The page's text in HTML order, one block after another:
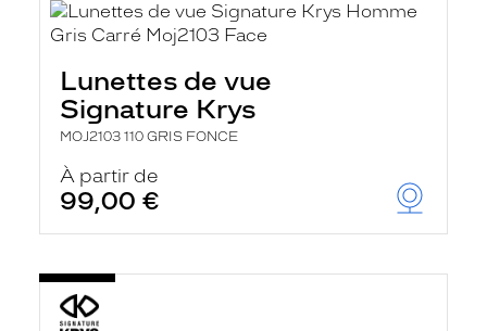
Lunettes de vue
Signature Krys
MOJ2103 110 GRIS FONCE
À partir de
99,00 €